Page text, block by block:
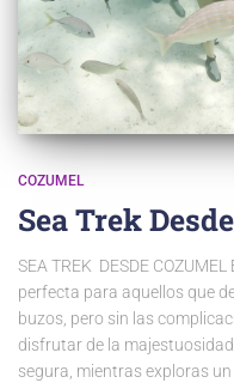
COZUMEL
Sea Trek
SEA TREK ​ DESDE
perfecta para aquellos que
buzos, pero sin las
disfrutar de la
segura, mientras exploras